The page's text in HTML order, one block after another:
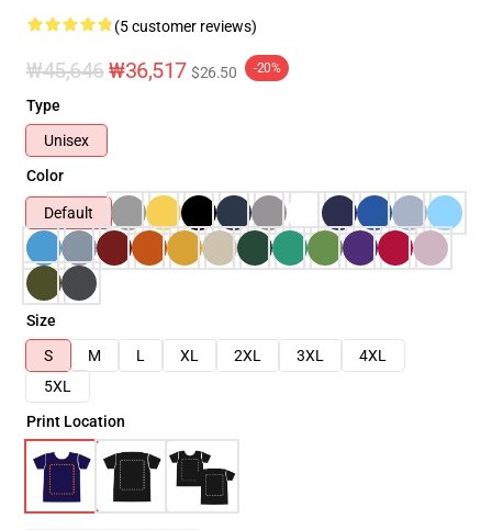
(5 customer reviews)
₩45,646₩36,517 $26.50 -20%
Type
Unisex
Color
Default
Size
S
M L XL 2XL 3XL
4XL
5XL
Print Location